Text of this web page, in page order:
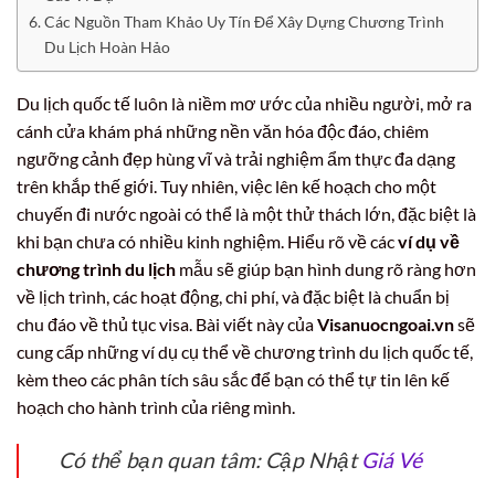
Các Nguồn Tham Khảo Uy Tín Để Xây Dựng Chương Trình
Du Lịch Hoàn Hảo
Du lịch quốc tế luôn là niềm mơ ước của nhiều người, mở ra
cánh cửa khám phá những nền văn hóa độc đáo, chiêm
ngưỡng cảnh đẹp hùng vĩ và trải nghiệm ẩm thực đa dạng
trên khắp thế giới. Tuy nhiên, việc lên kế hoạch cho một
chuyến đi nước ngoài có thể là một thử thách lớn, đặc biệt là
khi bạn chưa có nhiều kinh nghiệm. Hiểu rõ về cácví dụ về
chương trình du lịch mẫu sẽ giúp bạn hình dung rõ ràng hơn
về lịch trình, các hoạt động, chi phí, và đặc biệt là chuẩn bị
chu đáo về thủ tục visa. Bài viết này củaVisanuocngoai.vnsẽ
cung cấp những ví dụ cụ thể về chương trình du lịch quốc tế,
kèm theo các phân tích sâu sắc để bạn có thể tự tin lên kế
hoạch cho hành trình của riêng mình.
Có thể bạn quan tâm: Cập NhậtGiá Vé